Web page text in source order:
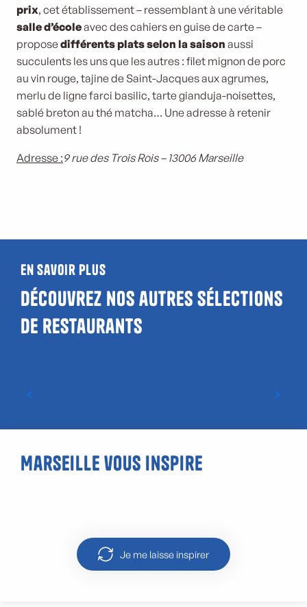
prix, cet établissement – ressemblant à une véritable
salle d’écoleavec des cahiers en guise de carte –
proposedifférents plats selon la saison aussi
succulents les uns que les autres : filet mignon de porc
au vin rouge, tajine de Saint-Jacques aux agrumes,
merlu de ligne farci basilic, tarte gianduja-noisettes,
sablé breton au thé matcha… Une adresse à retenir
absolument !
Adresse :9 rue des Trois Rois – 13006 Marseille
En savoir plus
Découvrez nos autres sélections
de restaurants
Marseille vous inspire
Je me laisse inspirer